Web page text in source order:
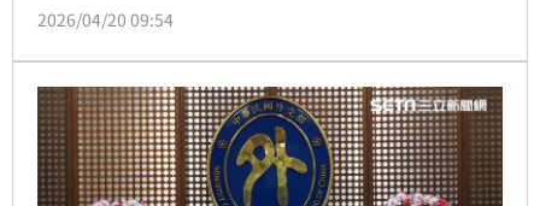
風險增加。
2026/04/20 09:54